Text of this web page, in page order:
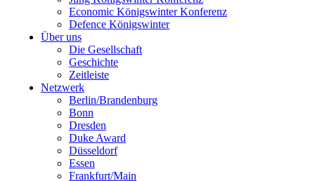
Economic Königswinter Konferenz
Defence Königswinter
Über uns
Die Gesellschaft
Geschichte
Zeitleiste
Netzwerk
Berlin/Brandenburg
Bonn
Dresden
Duke Award
Düsseldorf
Essen
Frankfurt/Main